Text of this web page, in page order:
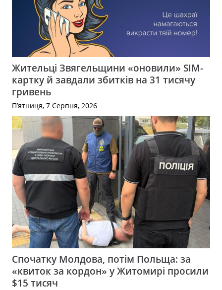
Жительці Звягельщини «оновили» SIM-
картку й завдали збитків на 31 тисячу
гривень
П’ятниця, 7 Серпня, 2026
Спочатку Молдова, потім Польща: за
«квиток за кордон» у Житомирі просили
$15 тисяч